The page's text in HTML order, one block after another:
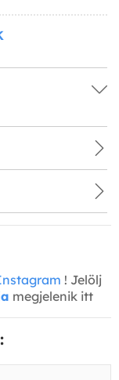
! Jelölj
megjelenik itt